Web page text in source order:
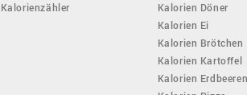
Kalorienzähler
Kalorien Döner
Kalorien Ei
Kalorien Brötchen
Kalorien Kartoffel
Kalorien Erdbeeren